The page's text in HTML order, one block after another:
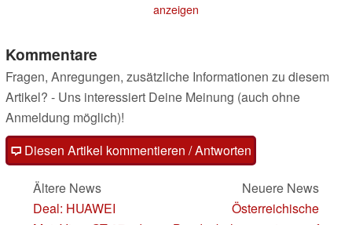
22.04.2022
anzeigen
Kommentare
Fragen, Anregungen, zusätzliche Informationen zu diesem
Artikel? - Uns interessiert Deine Meinung (auch ohne
Anmeldung möglich)!
Diesen Artikel kommentieren / Antworten
Ältere News
Deal: HUAWEI
Neuere News
Österreichische